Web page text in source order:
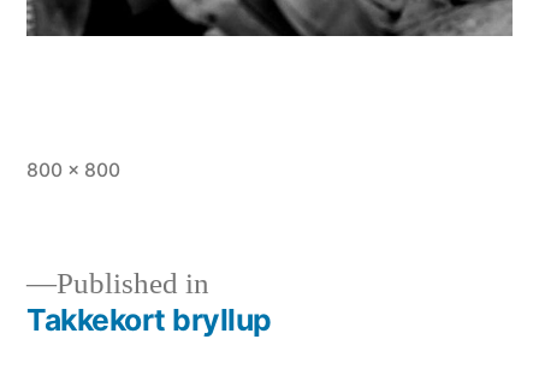
Full
800 × 800
Indlægsnavigation
Published in
Takkekort bryllup